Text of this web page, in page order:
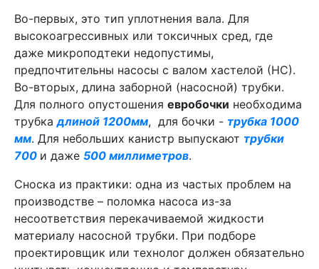
Во-первых, это тип уплотнения вала. Для
высокоагрессивных или токсичных сред, где
даже микроподтеки недопустимы,
предпочтительны насосы с валом хастелой (НС).
Во-вторых, длина заборной (насосной) трубки.
Для полного опустошения евробочки необходима
трубкадлиной 1200мм, для бочки - трубка 1000
мм. Для небольших канистр выпускают трубки
700 и даже 500 миллиметров.
Сноска из практики: одна из частых проблем на
производстве – поломка насоса из-за
несоответствия перекачиваемой жидкости
материалу насосной трубки. При подборе
проектировщик или технолог должен обязательно